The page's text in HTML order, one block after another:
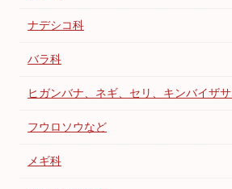
ナデシコ科
バラ科
ヒガンバナ、ネギ、セリ、キンバイザ
フウロソウなど
メギ科